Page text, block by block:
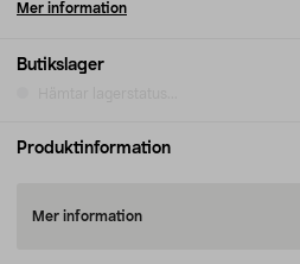
Butikslager
Mer information
Produktinformation
Mer information